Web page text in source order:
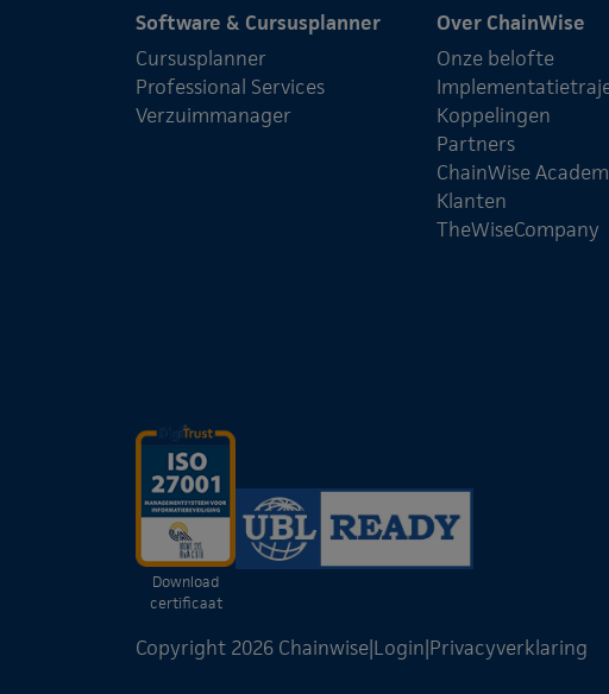
Software & Cursusplanner
Cursusplanner
Professional Services
Verzuimmanager
Over ChainWise
Onze belofte
Koppelingen
Partners
ChainWise
Klanten
TheWiseCompany
Download
certificaat
Copyright 2026 Chainwise|Login|Privacyverklaring